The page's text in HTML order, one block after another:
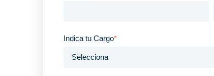
Indica tu Cargo*